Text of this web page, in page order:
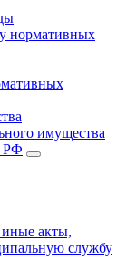
нормативных
имущества
РФ
акты,
службу